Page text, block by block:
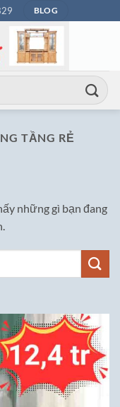
BLOG
TẦNG RẺ
những gì bạn đang